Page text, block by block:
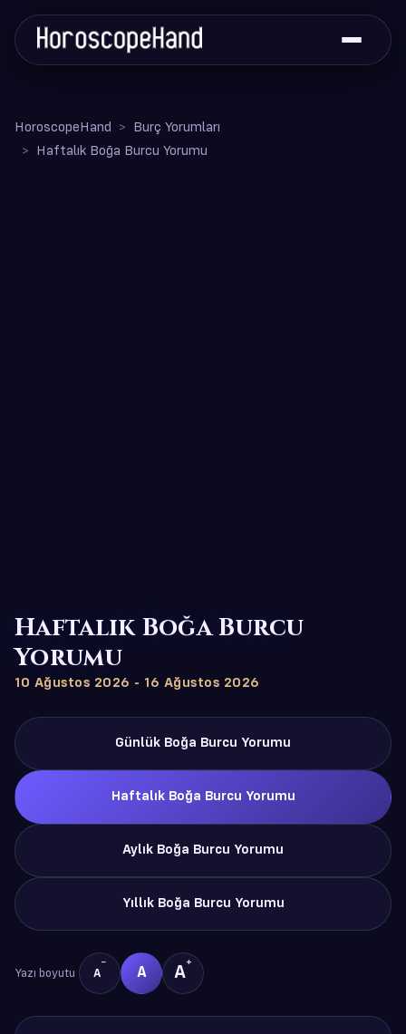
HoroscopeHand
Burç Yorumları
Haftalık Boğa Burcu Yorumu
Haftalık Boğa Burcu
Yorumu
10 Ağustos 2026 - 16 Ağustos 2026
Günlük Boğa Burcu Yorumu
Haftalık Boğa Burcu Yorumu
Aylık Boğa Burcu Yorumu
Yıllık Boğa Burcu Yorumu
Yazı boyutu A
−
A A
+